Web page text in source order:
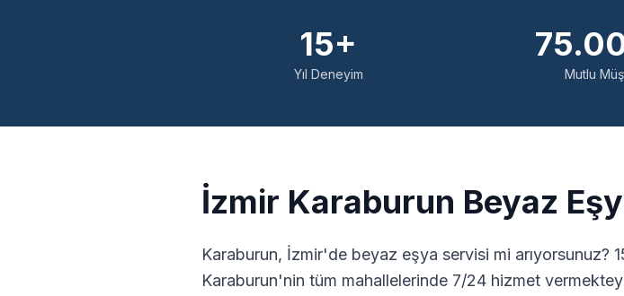
15+
Yıl Deneyim Mutlu
İzmir Karaburun Beyaz
Karaburun, İzmir'de beyaz eşya servisi mi arıyorsunuz?
Karaburun'nin tüm mahallelerinde 7/24 hizmet